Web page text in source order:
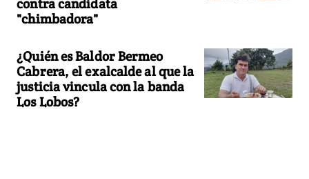
contra candidata
"chimbadora"
¿Quién es Baldor Bermeo
Cabrera, el exalcalde al que la
justicia vincula con la banda
Los Lobos?